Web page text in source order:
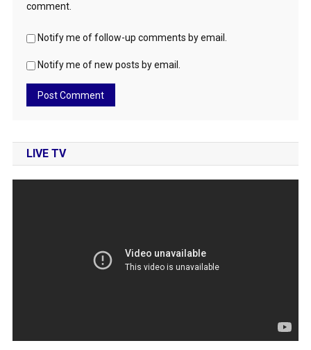
comment.
Notify me of follow-up comments by email.
Notify me of new posts by email.
LIVE TV